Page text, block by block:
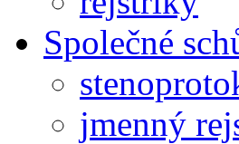
Společné
jmenný